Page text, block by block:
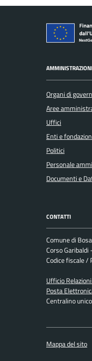
Organi di
Aree
Uffici
Enti e
Politici
Personale
Documenti e
CONTATTI
Comune di Bosa
Corso
Codice fiscale /
Ufficio
Posta
Centralino
Mappa del sito